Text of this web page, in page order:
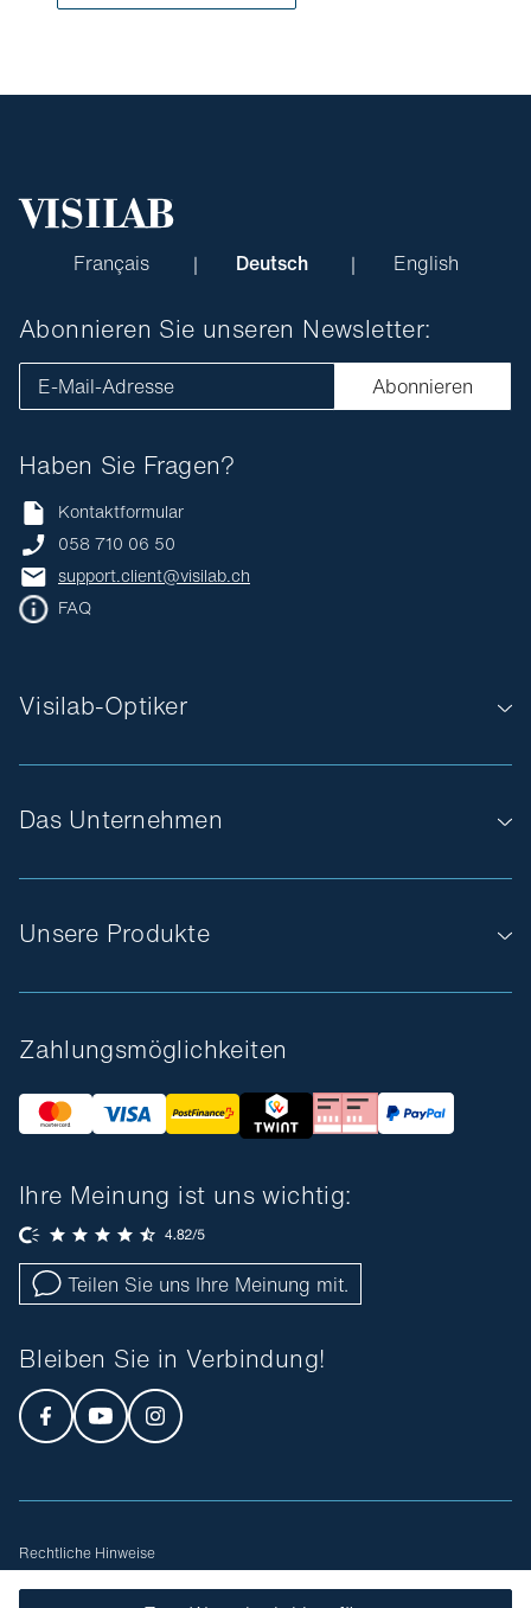
Français Deutsch English
Das Unternehmen
Unsere Produkte
Visilab-Optiker
Haben Sie Fragen?
Kontaktformular
058 710 06 50
support.client@visilab.ch
FAQ
Abonnieren Sie unseren Newsletter:
E-Mail-Adresse Abonnieren
Zahlungsmöglichkeiten
Ihre Meinung ist uns wichtig:
Teilen Sie uns Ihre Meinung mit.
Bleiben Sie in Verbindung!
Rechtliche Hinweise